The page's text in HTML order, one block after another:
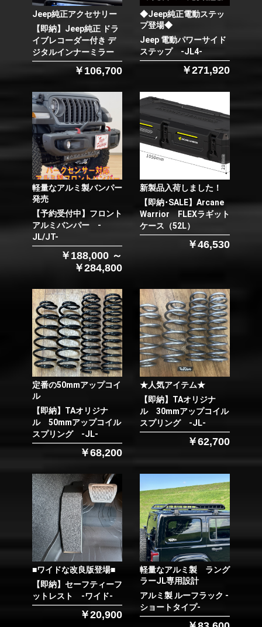
Jeep純正アクセサリー
【即納】Jeep純正 ドラ
イブレコーダー付き デ
ジタルインナーミラー
￥106,700
◆Jeep純正電動ステッ
プ登場◆
Jeep 電動パワーサイド
ステップ -JL4-
￥271,920
軽量なアルミ製バンパー
発売
【予約受付中】フロント
アルミバンパー -
JL/JT-
￥188,000 ～
￥284,800
新製品入荷しました！
【即納･SALE】Arcane
Warrior FLEXラギット
ケース（52L）
￥46,530
定番の50mmアップコイ
ル
【即納】TAオリジナ
ル 50mmアップコイル
スプリング -JL-
￥68,200
★人気アイテム★
【即納】TAオリジナ
ル 30mmアップコイル
スプリング -JL-
￥62,700
■ワイドな改良版登場■
【即納】セーフティーフ
ットレスト -ワイド-
￥20,900
軽量なアルミ製 ラング
ラーJL専用設計
アルミ製 ルーフラック -
ショートタイプ-